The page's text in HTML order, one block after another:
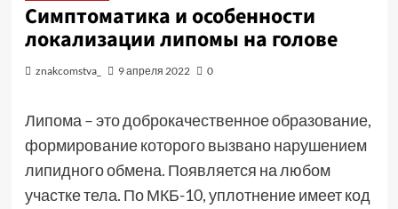
Симптоматика и особенности
локализации липомы на голове
znakcomstva_ 9 апреля 2022 0
Липома – это доброкачественное образование,
формирование которого вызвано нарушением
липидного обмена. Появляется на любом
участке тела. По МКБ-10, уплотнение имеет код